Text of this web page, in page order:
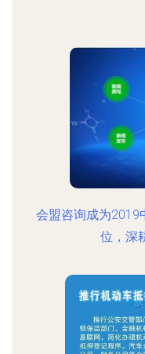
会盟咨询成为2019
位，深